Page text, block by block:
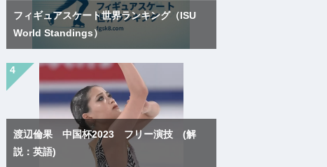
フィギュアスケート世界ランキング（ISU
World Standings）
渡辺倫果 中国杯2023 フリー演技 (解
説：英語)